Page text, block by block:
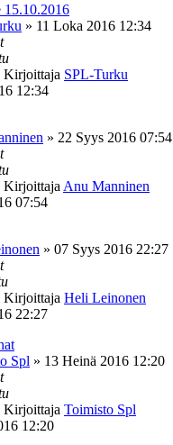
» 11 Loka 2016 12:34
Kirjoittaja SPL-Turku
12:34
» 22 Syys 2016 07:54
Kirjoittaja Anu Manninen
07:54
» 07 Syys 2016 22:27
Kirjoittaja Heli Leinonen
22:27
Spl » 13 Heinä 2016 12:20
Kirjoittaja Toimisto Spl
12:20